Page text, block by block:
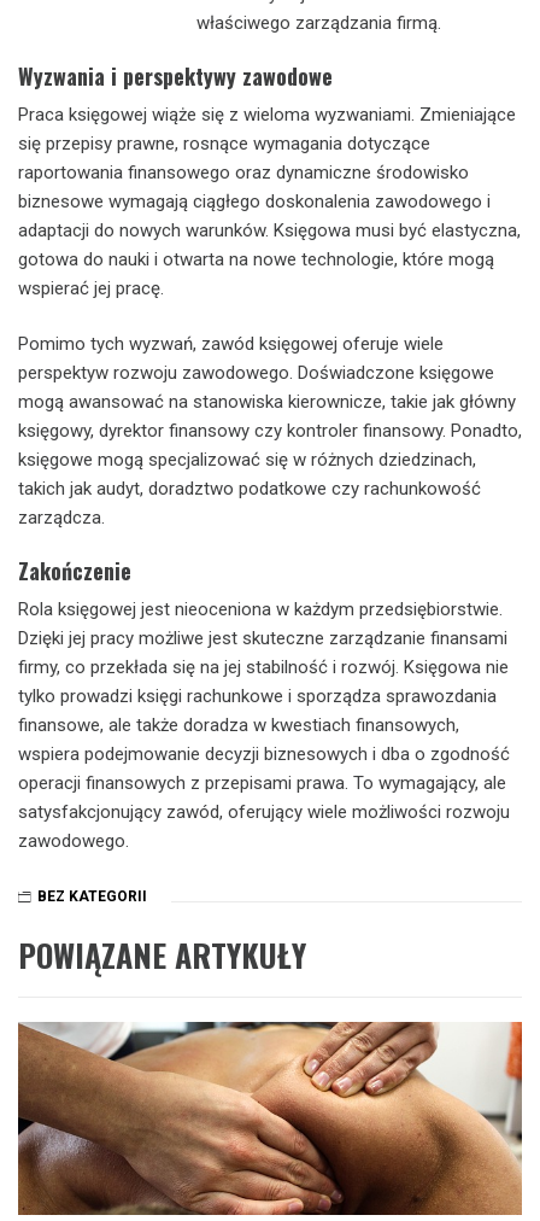
właściwego zarządzania firmą.
Wyzwania i perspektywy zawodowe
Praca księgowej wiąże się z wieloma wyzwaniami. Zmieniające
się przepisy prawne, rosnące wymagania dotyczące
raportowania finansowego oraz dynamiczne środowisko
biznesowe wymagają ciągłego doskonalenia zawodowego i
adaptacji do nowych warunków. Księgowa musi być elastyczna,
gotowa do nauki i otwarta na nowe technologie, które mogą
wspierać jej pracę.
Pomimo tych wyzwań, zawód księgowej oferuje wiele
perspektyw rozwoju zawodowego. Doświadczone księgowe
mogą awansować na stanowiska kierownicze, takie jak główny
księgowy, dyrektor finansowy czy kontroler finansowy. Ponadto,
księgowe mogą specjalizować się w różnych dziedzinach,
takich jak audyt, doradztwo podatkowe czy rachunkowość
zarządcza.
Zakończenie
Rola księgowej jest nieoceniona w każdym przedsiębiorstwie.
Dzięki jej pracy możliwe jest skuteczne zarządzanie finansami
firmy, co przekłada się na jej stabilność i rozwój. Księgowa nie
tylko prowadzi księgi rachunkowe i sporządza sprawozdania
finansowe, ale także doradza w kwestiach finansowych,
wspiera podejmowanie decyzji biznesowych i dba o zgodność
operacji finansowych z przepisami prawa. To wymagający, ale
satysfakcjonujący zawód, oferujący wiele możliwości rozwoju
zawodowego.
BEZ KATEGORII
POWIĄZANE ARTYKUŁY